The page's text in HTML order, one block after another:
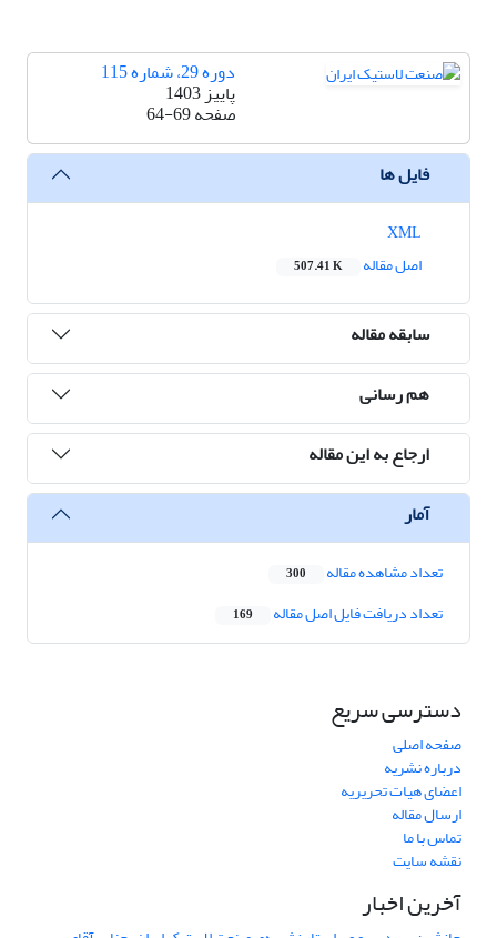
دوره 29، شماره 115
پاییز 1403
صفحه64-69
فایل ها
اصل مقاله
507.41 K
سابقه مقاله
هم رسانی
ارجاع به این مقاله
آمار
تعداد مشاهده مقاله 300
تعداد دریافت فایل اصل مقاله 169
دسترسی سریع
صفحه اصلی
درباره نشریه
اعضای هیات تحریریه
ارسال مقاله
تماس با ما
نقشه سایت
آخرین اخبار